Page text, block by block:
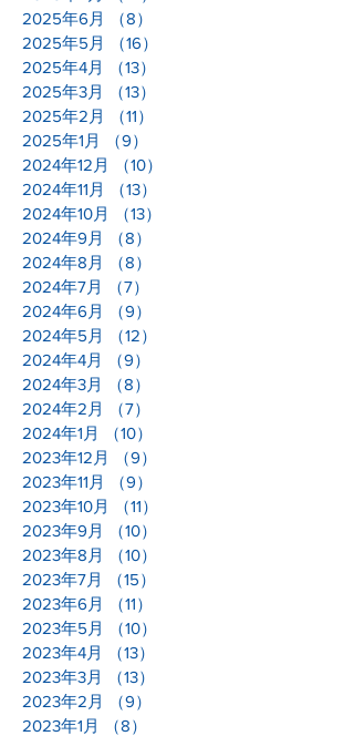
2025年6月
（8）
2025年5月
（16）
2025年4月
（13）
2025年3月
（13）
2025年2月
（11）
2025年1月
（9）
2024年12月
（10）
2024年11月
（13）
2024年10月
（13）
2024年9月
（8）
2024年8月
（8）
2024年7月
（7）
2024年6月
（9）
2024年5月
（12）
2024年4月
（9）
2024年3月
（8）
2024年2月
（7）
2024年1月
（10）
2023年12月
（9）
2023年11月
（9）
2023年10月
（11）
2023年9月
（10）
2023年8月
（10）
2023年7月
（15）
2023年6月
（11）
2023年5月
（10）
2023年4月
（13）
2023年3月
（13）
2023年2月
（9）
2023年1月
（8）